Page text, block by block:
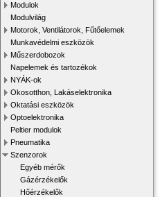
Modulok
Modulvilág
Motorok, Ventilátorok, Fűtőelemek
Munkavédelmi eszközök
Műszerdobozok
Napelemek és tartozékok
NYÁK-ok
Okosotthon, Lakáselektronika
Oktatási eszközök
Optoelektronika
Peltier modulok
Pneumatika
Szenzorok
Egyéb mérők
Gázérzékelők
Hőérzékelők